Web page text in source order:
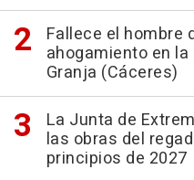
Fallece el hombre
ahogamiento en
Granja (Cáceres)
La Junta de
las obras del
principios de 2027